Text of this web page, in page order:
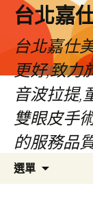
內
台北嘉
台北嘉仕
更好,致力
音波拉提,
雙眼皮手
的服務品
選單